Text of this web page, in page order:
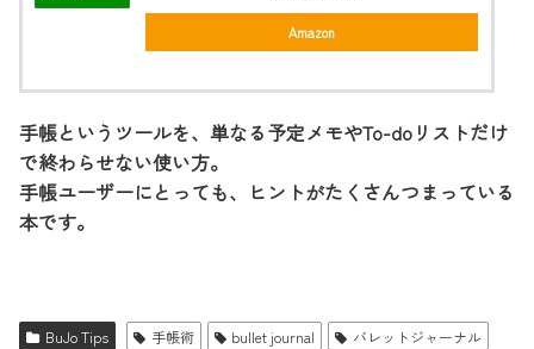
Amazon
手帳というツールを、単なる予定メモやTo-doリストだけ
で終わらせない使い方。
手帳ユーザーにとっても、ヒントがたくさんつまっている
本です。
BuJo Tips 手帳術 bullet journal
バレットジャーナル